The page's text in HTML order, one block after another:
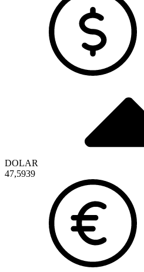
DOLAR
47,5939